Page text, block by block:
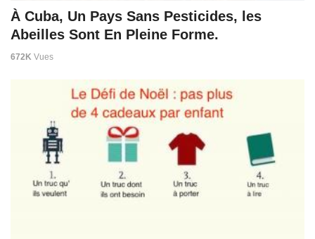
À Cuba, Un Pays Sans Pesticides, les
Abeilles Sont En Pleine Forme.
672K Vues